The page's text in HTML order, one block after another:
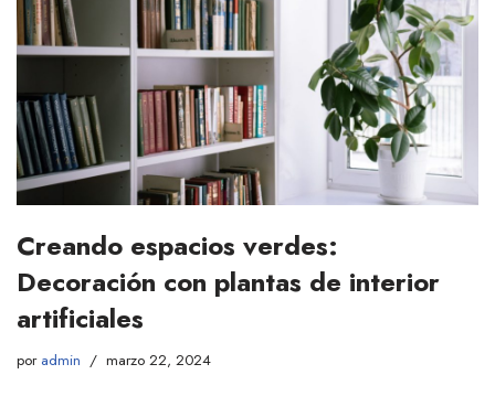
Creando espacios verdes:
Decoración con plantas de interior
artificiales
por admin marzo 22, 2024